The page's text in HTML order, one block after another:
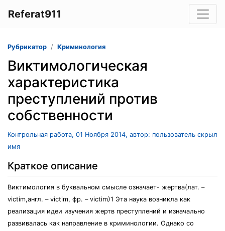
Referat911
Рубрикатор Криминология
Виктимологическая
характеристика
преступлений против
собственности
Контрольная работа, 01 Ноября 2014, автор: пользователь скрыл
имя
Краткое описание
Виктимология в буквальном смысле означает- жертва(лат. –
victim,англ. – victim, фр. – victim)1 Эта наука возникла как
реализация идеи изучения жертв преступлений и изначально
развивалась как направление в криминологии. Однако со